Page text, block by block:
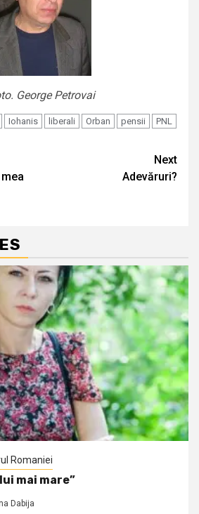
George Petrovai
Iohanis liberali Orban pensii
PNL
Next
Adevăruri?
Romaniei
mai mare”
Dabija